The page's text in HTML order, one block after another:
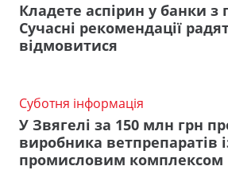
Кладете аспірин у банки з
Сучасні рекомендації
відмовитися
Суботня інформація
У Звягелі за 150 млн грн
виробника ветпрепаратів
промисловим комплексом